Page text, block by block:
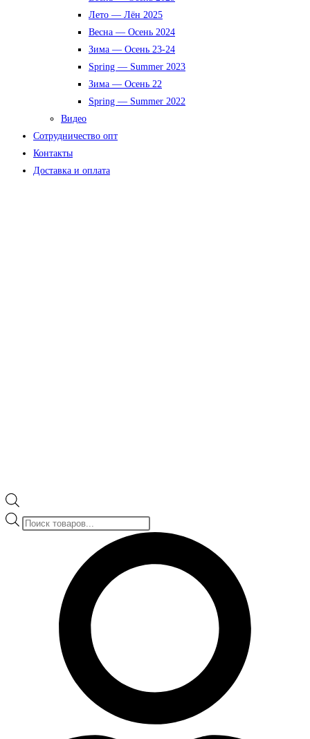
Лето — Лён 2025
Весна — Осень 2024
Зима — Осень 23-24
Spring — Summer 2023
Зима — Осень 22
Spring — Summer 2022
Видео
Сотрудничество опт
Контакты
Доставка и оплата
Поиск